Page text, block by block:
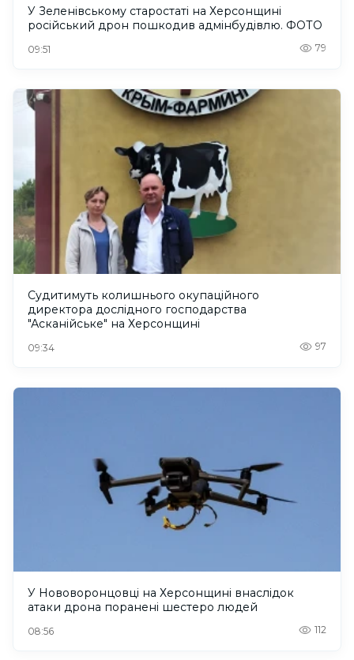
У Зеленівському старостаті на Херсонщині
російський дрон пошкодив адмінбудівлю. ФОТО
09:51 79
Судитимуть колишнього окупаційного
директора дослідного господарства
"Асканійське" на Херсонщині
09:34 97
У Нововоронцовці на Херсонщині внаслідок
атаки дрона поранені шестеро людей
08:56 112